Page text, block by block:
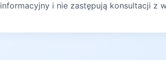
informacyjny i nie zastępują konsultacji z